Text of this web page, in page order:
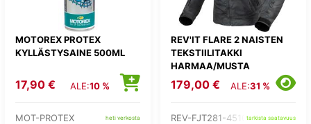
MOTOREX PROTEX
KYLLÄSTYSAINE 500ML
17,90 € ALE:10 %
MOT-PROTEX heti verkosta
REV'IT FLARE 2 NAISTEN
TEKSTIILITAKKI
HARMAA/MUSTA
179,00 € ALE:31 %
REV-FJT281-4510-tarkista saatavuus